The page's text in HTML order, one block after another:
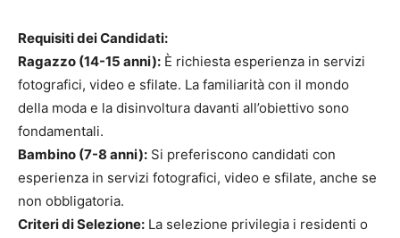
Requisiti dei Candidati:
Ragazzo (14-15 anni): È richiesta esperienza in servizi
fotografici, video e sfilate. La familiarità con il mondo
della moda e la disinvoltura davanti all’obiettivo sono
fondamentali.
Bambino (7-8 anni): Si preferiscono candidati con
esperienza in servizi fotografici, video e sfilate, anche se
non obbligatoria.
Criteri di Selezione: La selezione privilegia i residenti o